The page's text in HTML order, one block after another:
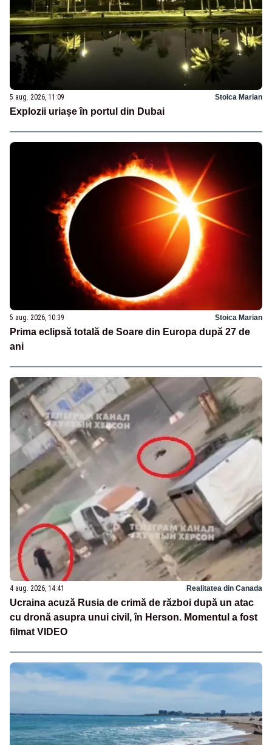
5 aug. 2026, 11:09 Stoica Marian
Explozii uriașe în portul din Dubai
5 aug. 2026, 10:39 Stoica Marian
Prima eclipsă totală de Soare din Europa după 27 de
ani
4 aug. 2026, 14:41 Realitatea din Canada
Ucraina acuză Rusia de crimă de război după un atac
cu dronă asupra unui civil, în Herson. Momentul a fost
filmat VIDEO